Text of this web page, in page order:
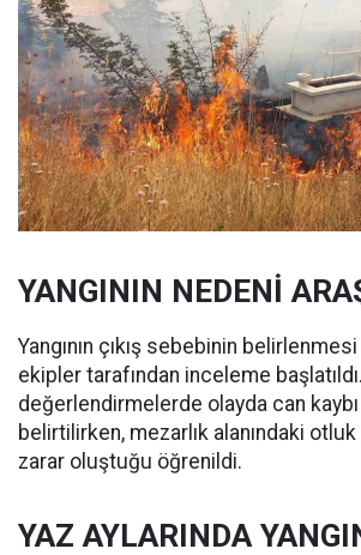
YANGININ NEDENİ
Yangının çıkış sebebinin
ekipler tarafından inceleme
değerlendirmelerde olayda can kaybı
belirtilirken, mezarlık alanındaki
zarar oluştuğu öğrenildi.
YAZ AYLARINDA